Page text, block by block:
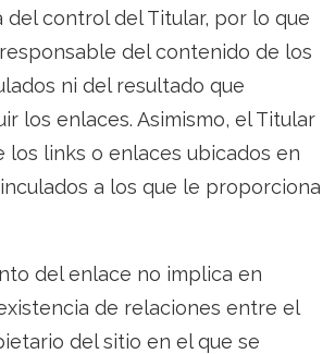
del control del Titular, por lo que
del contenido de los
ni del resultado que
los enlaces. Asimismo, el Titular
los links o enlaces ubicados en
a los que le proporciona
del enlace no implica en
de relaciones entre el
del sitio en el que se